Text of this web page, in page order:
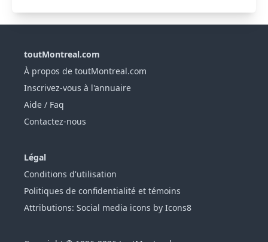
toutMontreal.com
À propos de toutMontreal.com
Inscrivez-vous à l'annuaire
Aide / Faq
Contactez-nous
Légal
Conditions d'utilisation
Politiques de confidentialité et témoins
Attributions: Social media icons by Icons8